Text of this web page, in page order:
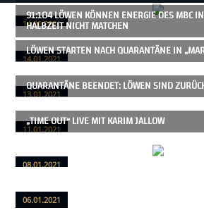
14.01.2021
14.01.2021
91:104 LÖWEN KÖNNEN ENERGIE DES MBC
HALBZEIT NICHT MATCHEN
13.01.2021
LÖWEN STARTEN NACH QUARANTÄNE IN
11.01.2021
QUARANTÄNE BEENDET: LÖWEN SIND
08.01.2021
„TIME OUT“ LIVE MIT KARIM JALLOW
06.01.2021